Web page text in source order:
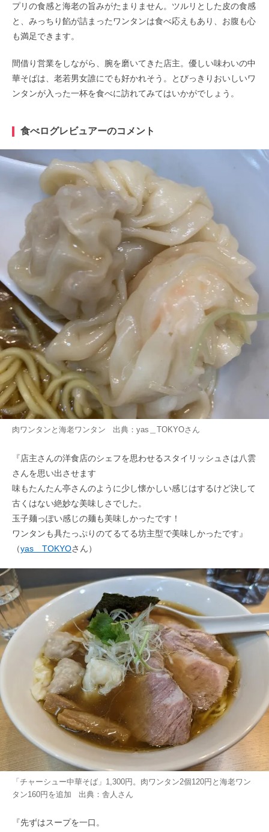
プリの食感と海老の旨みがたまりません。ツルリとした皮の食感
と、みっちり餡が詰まったワンタンは食べ応えもあり、お腹も心
も満足できます。
間借り営業をしながら、腕を磨いてきた店主。優しい味わいの中
華そばは、老若男女誰にでも好かれそう。とびっきりおいしいワ
ンタンが入った一杯を食べに訪れてみてはいかがでしょう。
食べログレビュアーのコメント
肉ワンタンと海老ワンタン 出典： yas＿TOKYOさん
『店主さんの洋食店のシェフを思わせるスタイリッシュさは八雲
さんを思い出させます
味もたんたん亭さんのように少し懐かしい感じはするけど決して
古くはない絶妙な美味しさでした。
玉子麺っぽい感じの麺も美味しかったです！
ワンタンも具たっぷりのてるてる坊主型で美味しかったです』
（yas＿TOKYOさん）
「チャーシュー中華そば」1,300円。肉ワンタン2個120円と海老ワン
タン160円を追加 出典： 舎人 さん
『先ずはスープを一口。